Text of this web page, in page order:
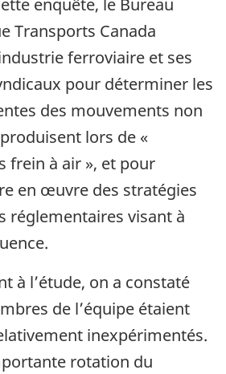
Transports Canada
ferroviaire et ses
pour déterminer les
des mouvements non
lors de «
frein à air », et pour
en œuvre des stratégies
réglementaires visant à
à l’étude, on a constaté
de l’équipe étaient
inexpérimentés.
rotation du